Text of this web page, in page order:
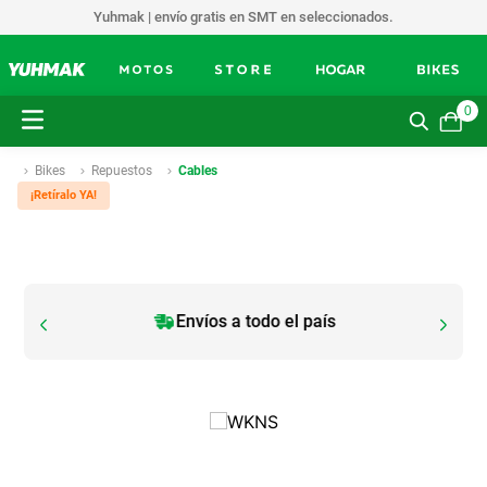
Yuhmak | envío gratis en SMT en seleccionados.
0
Bikes Repuestos Cables
¡Retíralo YA!
Envíos a todo el país